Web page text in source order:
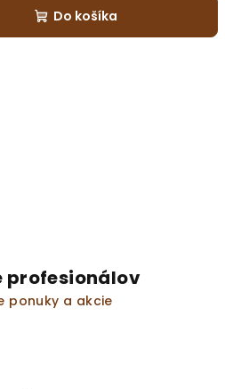
Do košíka
profesionálov
ponuky a akcie